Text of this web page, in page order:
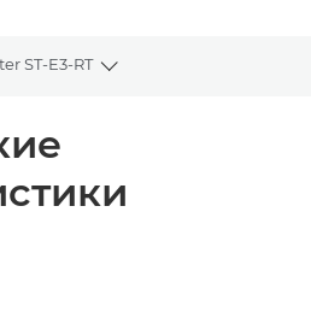
ST-E3-RT
Toggle breadcrumbs